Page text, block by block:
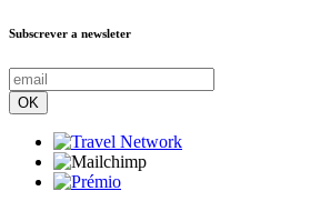
Subscrever a newsleter